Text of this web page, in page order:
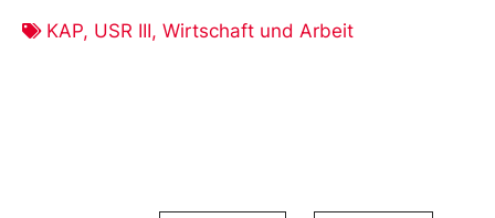
KAP, USR III, Wirtschaft und Arbeit